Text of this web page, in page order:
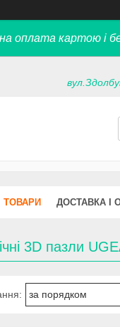
оплата картою і
ТОВАРИ ДОСТАВКА І
3D пазли